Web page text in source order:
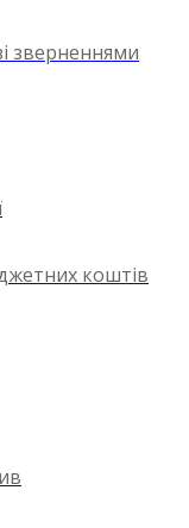
зверненнями
коштів